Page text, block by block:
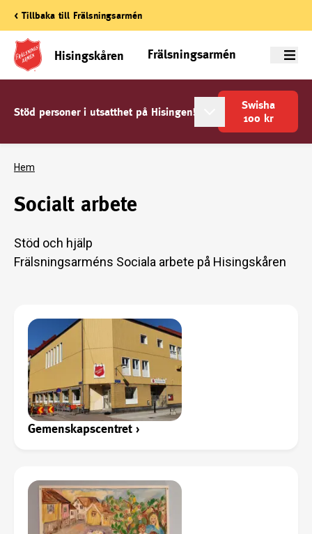
< Tillbaka till Frälsningsarmén
Hisingskåren Frälsningsarmén Meny
Stöd personer i utsatthet på Hisingen!
Swisha
100 kr
Hem
Socialt arbete
Stöd och hjälp
Frälsningsarméns Sociala arbete på Hisingskåren
Gemenskapscentret›